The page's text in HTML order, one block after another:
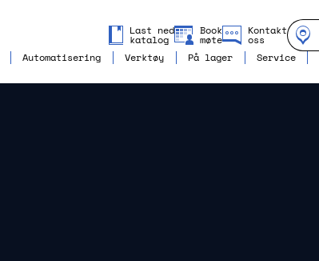
Last ned
katalog
Book
møte
Kontakt
oss
Automatisering Verktøy På lager Service